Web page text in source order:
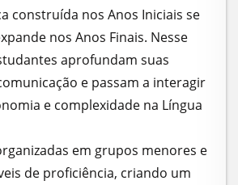
construída nos Anos Iniciais se
nos Anos Finais. Nesse
aprofundam suas
e passam a interagir
e complexidade na Língua
em grupos menores e
de proficiência, criando um